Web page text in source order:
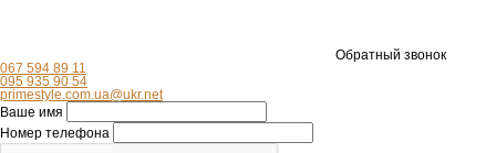
Обратный звонок
067 594 89 11
095 935 90 54
primestyle.com.ua@ukr.net
Ваше имя
Номер телефона